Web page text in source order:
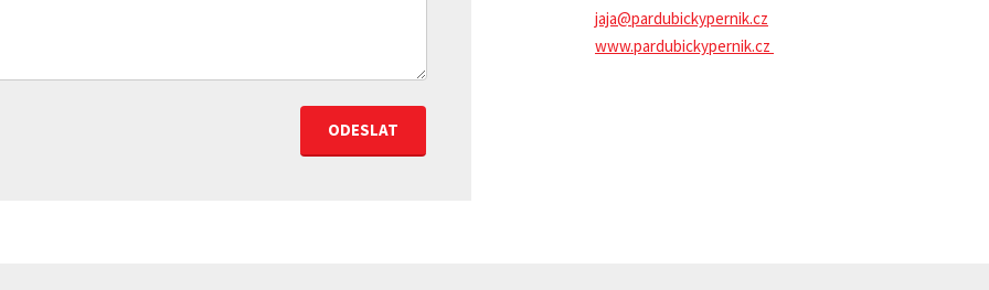
jaja@pardubickypernik.cz
www.pardubickypernik.cz